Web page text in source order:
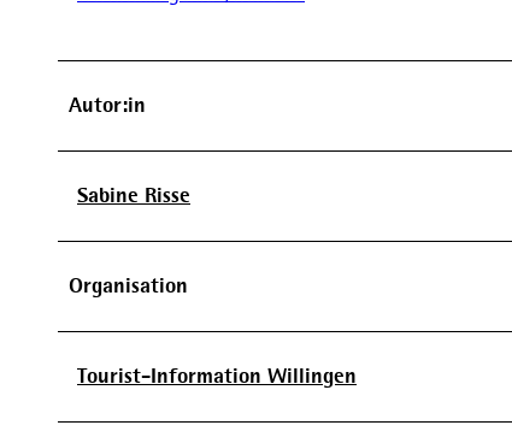
Autor:in
Sabine Risse
Organisation
Tourist-Information Willingen